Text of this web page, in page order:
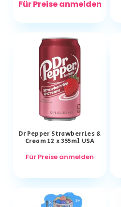
Für Preise anmelden
Dr Pepper Strawberries &
Cream 12 x 355ml USA
Für Preise anmelden